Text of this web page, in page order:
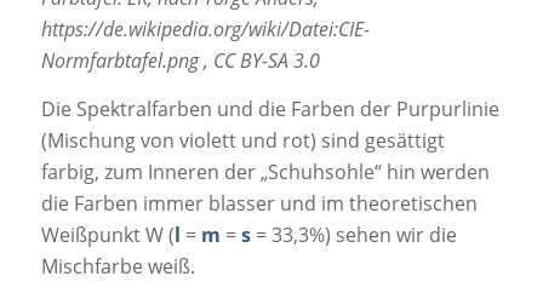
https://de.wikipedia.org/wiki/Datei:CIE-
Normfarbtafel.png , CC BY-SA 3.0
Die Spektralfarben und die Farben der Purpurlinie
(Mischung von violett und rot) sind gesättigt
farbig, zum Inneren der „Schuhsohle“ hin werden
die Farben immer blasser und im theoretischen
Weißpunkt W (l = m =s= 33,3%) sehen wir die
Mischfarbe weiß.